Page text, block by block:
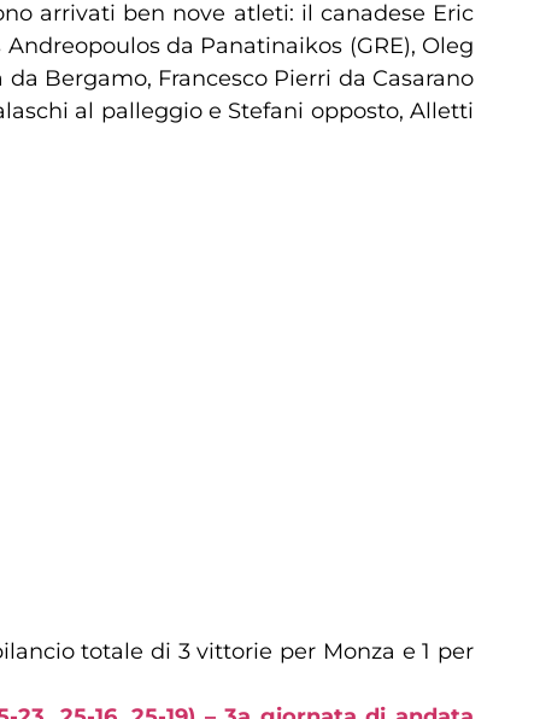
arrivati ben nove atleti: il canadese Eric
da Panatinaikos (GRE), Oleg
Bergamo, Francesco Pierri da Casarano
al palleggio e Stefani opposto, Alletti
totale di 3 vittorie per Monza e 1 per